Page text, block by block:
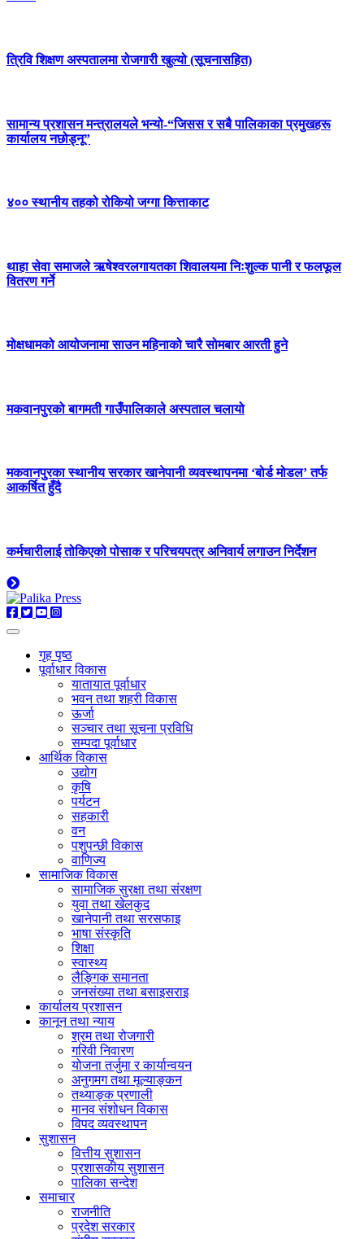
त्रिवि शिक्षण अस्पतालमा रोजगारी खुल्यो (सूचनासहित)
सामान्य प्रशासन मन्त्रालयले भन्यो-“जिसस र सबै पालिकाका प्रमुखहरू
कार्यालय नछोड्नू”
४०० स्थानीय तहको रोकियो जग्गा कित्ताकाट
थाहा सेवा समाजले ऋषेश्वरलगायतका शिवालयमा निःशुल्क पानी र फलफूल
वितरण गर्ने
मोक्षधामको आयोजनामा साउन महिनाको चारै सोमबार आरती हुने
मकवानपुरको बागमती गाउँपालिकाले अस्पताल चलायो
मकवानपुरका स्थानीय सरकार खानेपानी व्यवस्थापनमा ‘बोर्ड मोडल’ तर्फ
आकर्षित हुँदै
कर्मचारीलाई तोकिएको पोसाक र परिचयपत्र अनिवार्य लगाउन निर्देशन
गृह पृष्ठ
पूर्वाधार विकास
यातायात पूर्वाधार
भवन तथा शहरी विकास
ऊर्जा
सञ्चार तथा सूचना प्रविधि
सम्पदा पूर्वाधार
आर्थिक विकास
उद्योग
कृषि
पर्यटन
सहकारी
वन
पशुपन्छी विकास
वाणिज्य
सामाजिक विकास
सामाजिक सुरक्षा तथा संरक्षण
युवा तथा खेलकुद
खानेपानी तथा सरसफाइ
भाषा संस्कृति
शिक्षा
स्वास्थ्य
लैङ्गिक समानता
जनसंख्या तथा बसाइसराइ
कार्यालय प्रशासन
कानून तथा न्याय
श्रम तथा रोजगारी
गरिवी निवारण
योजना तर्जुमा र कार्यान्वयन
अनुगमग तथा मूल्याङ्कन
तथ्याङ्क प्रणाली
मानव संशोधन विकास
विपद व्यवस्थापन
सुशासन
वित्तीय सुशासन
प्रशासकीय सुशासन
पालिका सन्देश
समाचार
राजनीति
प्रदेश सरकार